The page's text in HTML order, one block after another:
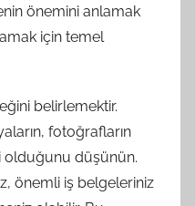
önemini anlamak
için temel
belirlemektir.
fotoğrafların
olduğunu düşünün.
önemli iş belgeleriniz